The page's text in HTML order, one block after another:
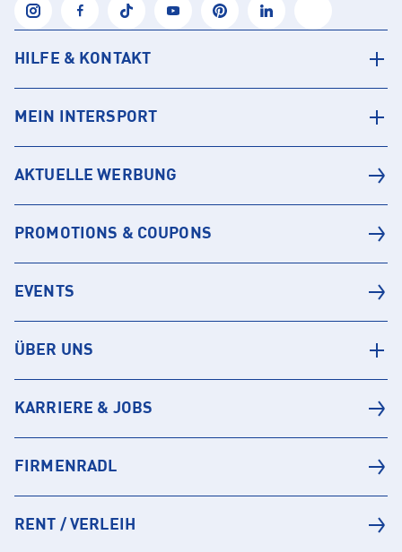
HILFE & KONTAKT
MEIN INTERSPORT
AKTUELLE WERBUNG
PROMOTIONS & COUPONS
EVENTS
ÜBER UNS
KARRIERE & JOBS
FIRMENRADL
RENT / VERLEIH